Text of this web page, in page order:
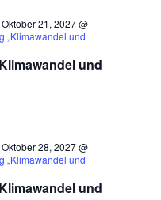
und
Oktober 21, 2027 @
„Klimawandel und
und
Oktober 28, 2027 @
„Klimawandel und